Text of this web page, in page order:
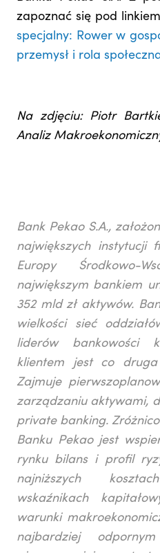
zapoznać się pod
specjalny: Rower w
przemysł i rola
Na zdjęciu: Piotr
Analiz
Bank Pekao S.A.,
największych instytucji
Europy Środkowo-
największym bankiem
352 mld zł aktywów.
wielkości sieć
liderów bankowości
klientem jest co
Zajmuje
zarządzaniu aktywami,
private banking.
Banku Pekao jest
rynku bilans i profil
najniższych
wskaźnikach
warunki
najbardziej